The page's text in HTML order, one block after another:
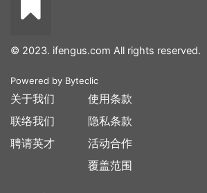
© 2023. ifengus.com All rights reserved.
Powered by Byteclic
关于我们
联络我们
聘请英才
使用条款
隐私条款
活动合作
覆盖范围